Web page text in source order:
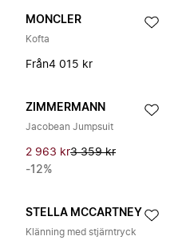
MONCLER
Kofta
Från4 015 kr
ZIMMERMANN
Jacobean Jumpsuit
2 963 kr3 359 kr
-12%
STELLA MCCARTNEY
Klänning med stjärntryck